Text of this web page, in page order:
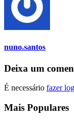
nuno.santos
Deixa um
É necessário fazer
Mais Populares